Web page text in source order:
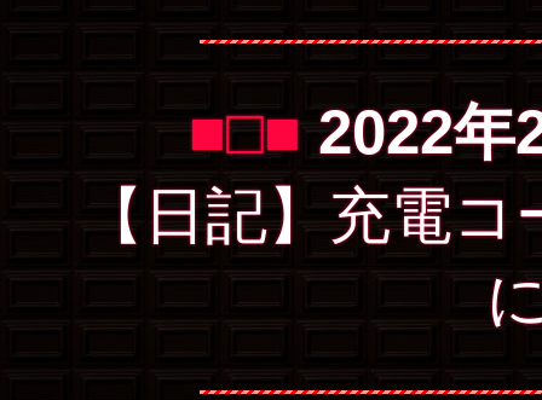
■□■2022年
【日記】充電